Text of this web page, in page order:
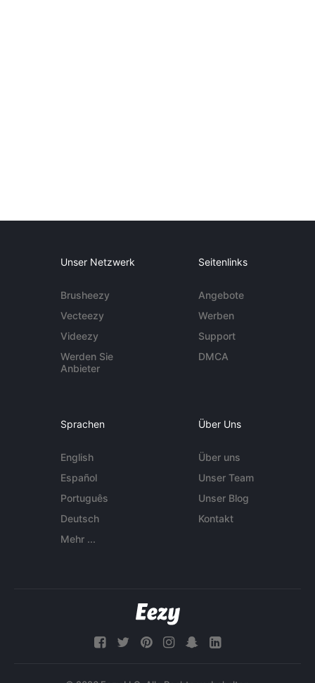
Unser Netzwerk
Brusheezy
Vecteezy
Videezy
Werden Sie
Anbieter
Seitenlinks
Angebote
Werben
Support
DMCA
Sprachen
English
Español
Português
Deutsch
Mehr ...
Über Uns
Über uns
Unser Team
Unser Blog
Kontakt